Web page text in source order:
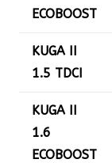
ECOBOOST
KUGA II
1.5 TDCI
KUGA II
1.6
ECOBOOST